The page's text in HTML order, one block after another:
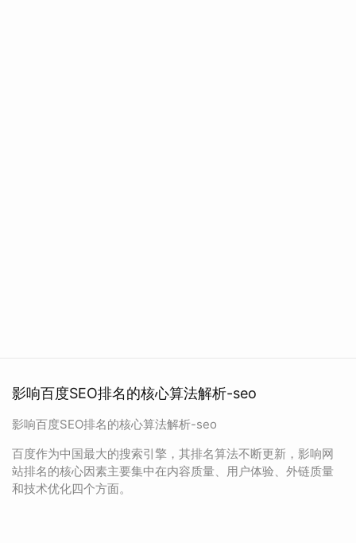
影响百度SEO排名的核心算法解析-seo
影响百度SEO排名的核心算法解析-seo
百度作为中国最大的搜索引擎，其排名算法不断更新，影响网
站排名的核心因素主要集中在内容质量、用户体验、外链质量
和技术优化四个方面。